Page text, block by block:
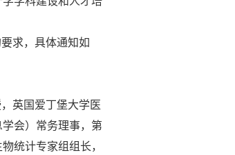
求，具体通知如
英国爱丁堡大学医
会）常务理事，第
统计专家组组长，